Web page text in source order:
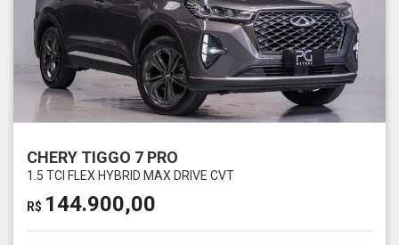
CHERY TIGGO 7 PRO
1.5 TCI FLEX HYBRID MAX DRIVE CVT
R$ 144.900,00